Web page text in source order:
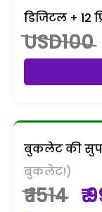
डिजिटल + 12
USD100
बुकलेट की
बुकलेट!)
₹ 1514 ₹